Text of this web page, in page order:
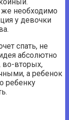
необходимо
у девочки
спать, не
абсолютно
во-вторых,
а ребенок
ребенку